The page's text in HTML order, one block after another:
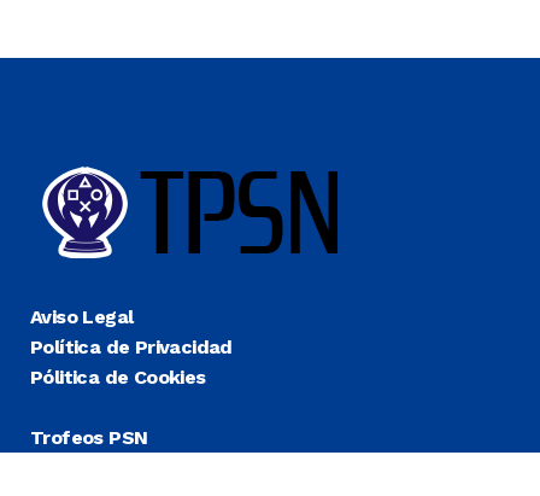
Aviso Legal
Política de Privacidad
Pólitica de Cookies
Trofeos PSN